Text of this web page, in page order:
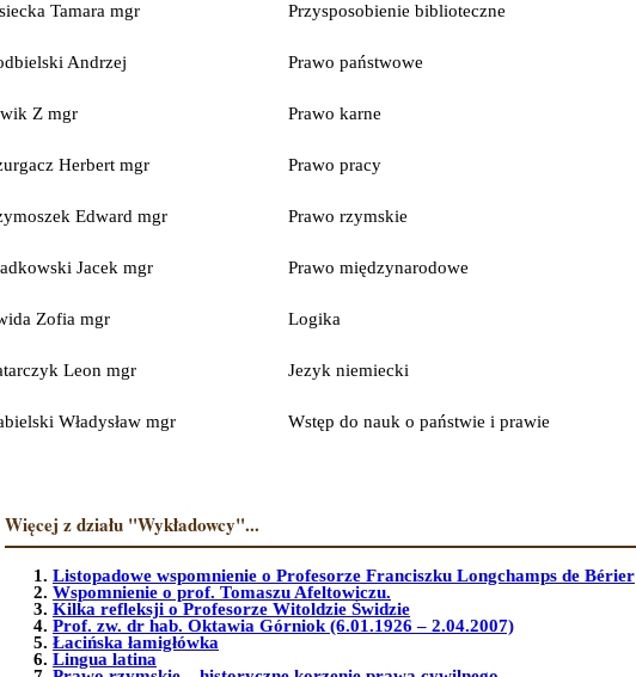
Tamara mgr Przysposobienie biblioteczne
Andrzej Prawo państwowe
Z mgr Prawo karne
Herbert mgr Prawo pracy
Edward mgr Prawo rzymskie
Jacek mgr Prawo międzynarodowe
Zofia mgr Logika
Leon mgr Jezyk niemiecki
Władysław mgr Wstęp do nauk o państwie i prawie
Więcej z działu "Wykładowcy"...
Listopadowe wspomnienie o Profesorze Franciszku Longchamps de Bérier
Wspomnienie o prof. Tomaszu Afeltowiczu.
Kilka refleksji o Profesorze Witoldzie Świdzie
Prof. zw. dr hab. Oktawia Górniok (6.01.1926 – 2.04.2007)
Łacińska łamigłówka
Lingua latina